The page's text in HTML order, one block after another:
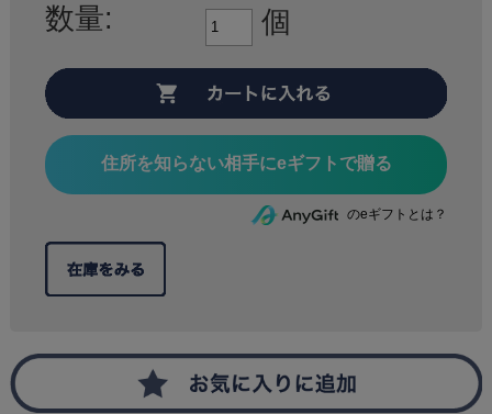
数量: 個
住所を知らない相手にeギフトで贈る
のeギフトとは？